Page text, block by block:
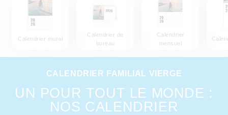
Calendrier mural
Calendrier de
bureau
Calendrier
mensuel
CALENDRIER FAMILIAL VIERGE
UN POUR TOUT LE MONDE :
NOS CALENDRIER